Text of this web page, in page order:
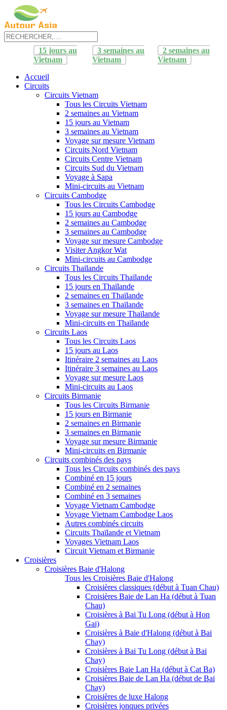
15 jours au
Vietnam
3 semaines au
Vietnam
2 semaines au
Vietnam
Accueil
Circuits
Circuits Vietnam
Tous les Circuits Vietnam
2 semaines au Vietnam
15 jours au Vietnam
3 semaines au Vietnam
Voyage sur mesure Vietnam
Circuits Nord Vietnam
Circuits Centre Vietnam
Circuits Sud du Vietnam
Voyage à Sapa
Mini-circuits au Vietnam
Circuits Cambodge
Tous les Circuits Cambodge
15 jours au Cambodge
2 semaines au Cambodge
3 semaines au Cambodge
Voyage sur mesure Cambodge
Visiter Angkor Wat
Mini-circuits au Cambodge
Circuits Thaïlande
Tous les Circuits Thaïlande
15 jours en Thaïlande
2 semaines en Thaïlande
3 semaines en Thaïlande
Voyage sur mesure Thaïlande
Mini-circuits en Thaïlande
Circuits Laos
Tous les Circuits Laos
15 jours au Laos
Itinéraire 2 semaines au Laos
Itinéraire 3 semaines au Laos
Voyage sur mesure Laos
Mini-circuits au Laos
Circuits Birmanie
Tous les Circuits Birmanie
15 jours en Birmanie
2 semaines en Birmanie
3 semaines en Birmanie
Voyage sur mesure Birmanie
Mini-circuits en Birmanie
Circuits combinés des pays
Tous les Circuits combinés des pays
Combiné en 15 jours
Combiné en 2 semaines
Combiné en 3 semaines
Voyage Vietnam Cambodge
Voyage Vietnam Cambodge Laos
Autres combinés circuits
Circuits Thaïlande et Vietnam
Voyages Vietnam Laos
Circuit Vietnam et Birmanie
Croisières
Croisières Baie d'Halong
Tous les Croisières Baie d'Halong
Croisières classiques (début à Tuan Chau)
Croisières Baie de Lan Ha (début à Tuan
Chau)
Croisières à Bai Tu Long (début à Hon
Gai)
Croisières à Baie d'Halong (début à Bai
Chay)
Croisières à Bai Tu Long (début à Bai
Chay)
Croisières Baie Lan Ha (début à Cat Ba)
Croisières Baie de Lan Ha (début de Bai
Chay)
Croisières de luxe Halong
Croisières jonques privées